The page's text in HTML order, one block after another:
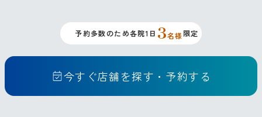
予約多数のため各院1日 3名様 限定
今すぐ店舗を探す・予約する